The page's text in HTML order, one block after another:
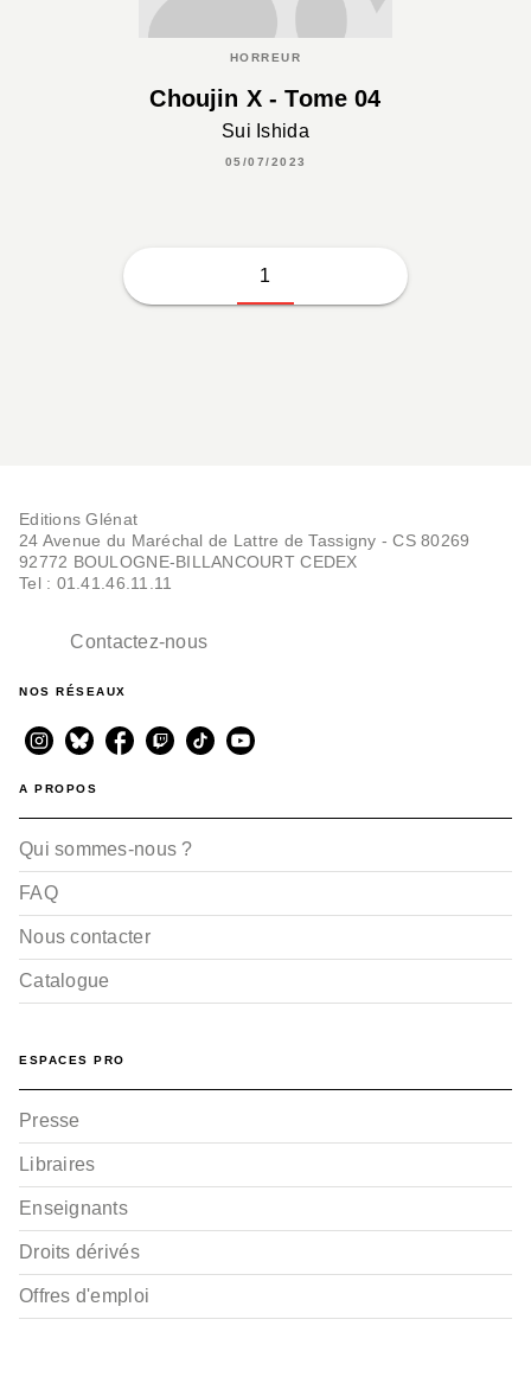
HORREUR
Choujin X - Tome 04
Sui Ishida
05/07/2023
1
Editions Glénat
24 Avenue du Maréchal de Lattre de Tassigny - CS 80269
92772 BOULOGNE-BILLANCOURT CEDEX
Tel : 01.41.46.11.11
Contactez-nous
NOS RÉSEAUX
A PROPOS
Qui sommes-nous ?
FAQ
Nous contacter
Catalogue
ESPACES PRO
Presse
Libraires
Enseignants
Droits dérivés
Offres d'emploi